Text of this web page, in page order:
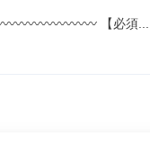
〰〰〰〰〰〰 【必須...